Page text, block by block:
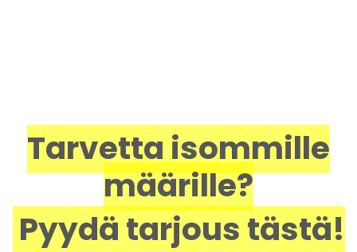
Tarvetta isommille
määrille?
Pyydä tarjous tästä!